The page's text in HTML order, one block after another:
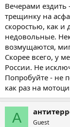
Вечерами
трещинку на
скоростью, как и
недовольные.
возмущаются,
Скорее всего, у
России. Не
Попробуйте - не
как раз на
А Guest